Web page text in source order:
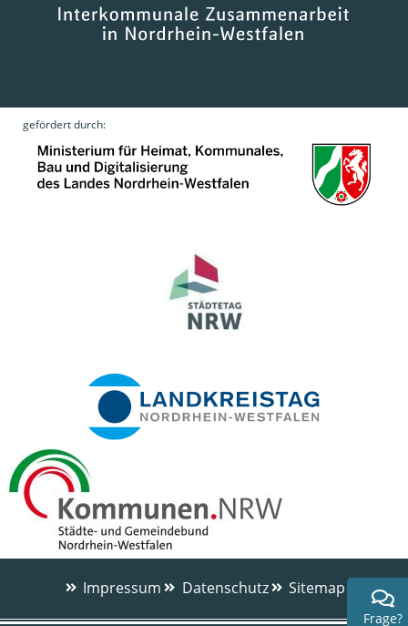
gefördert durch:
Impressum Datenschutz Sitemap
Frage?